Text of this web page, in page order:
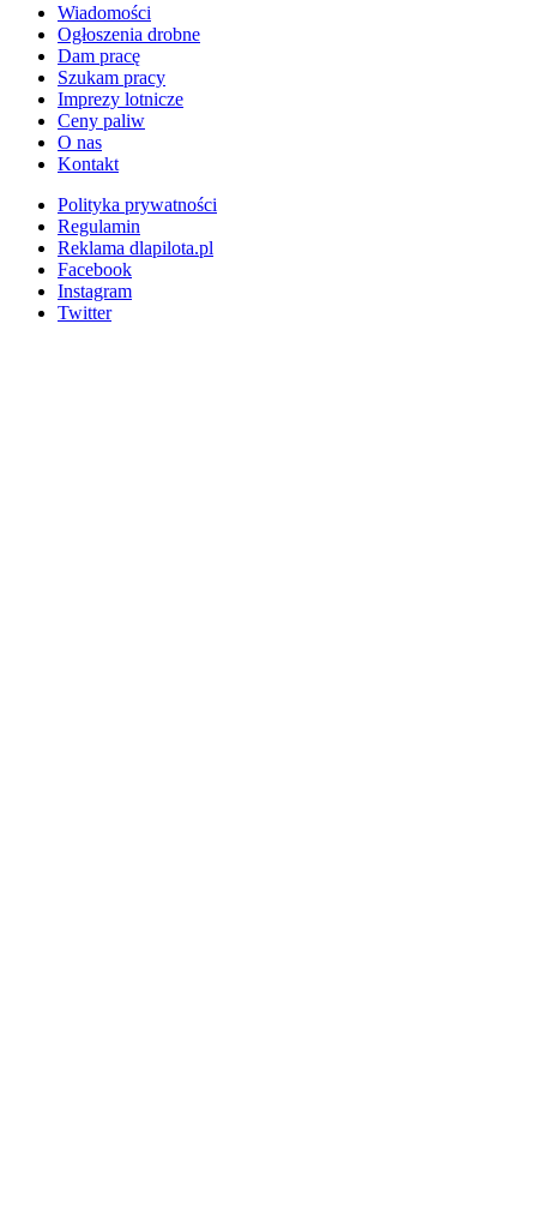
Wiadomości
Ogłoszenia drobne
Dam pracę
Szukam pracy
Imprezy lotnicze
Ceny paliw
O nas
Kontakt
Polityka prywatności
Regulamin
Reklama dlapilota.pl
Facebook
Instagram
Twitter